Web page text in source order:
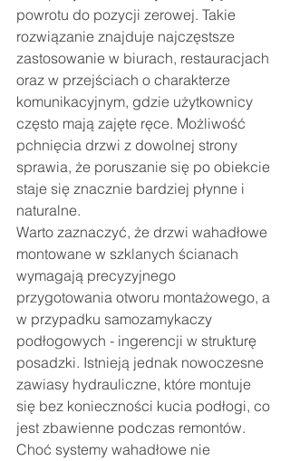
powrotu do pozycji zerowej. Takie
rozwiązanie znajduje najczęstsze
zastosowanie w biurach, restauracjach
oraz w przejściach o charakterze
komunikacyjnym, gdzie użytkownicy
często mają zajęte ręce. Możliwość
pchnięcia drzwi z dowolnej strony
sprawia, że poruszanie się po obiekcie
staje się znacznie bardziej płynne i
naturalne.
Warto zaznaczyć, że drzwi wahadłowe
montowane w szklanych ścianach
wymagają precyzyjnego
przygotowania otworu montażowego, a
w przypadku samozamykaczy
podłogowych - ingerencji w strukturę
posadzki. Istnieją jednak nowoczesne
zawiasy hydrauliczne, które montuje
się bez konieczności kucia podłogi, co
jest zbawienne podczas remontów.
Choć systemy wahadłowe nie